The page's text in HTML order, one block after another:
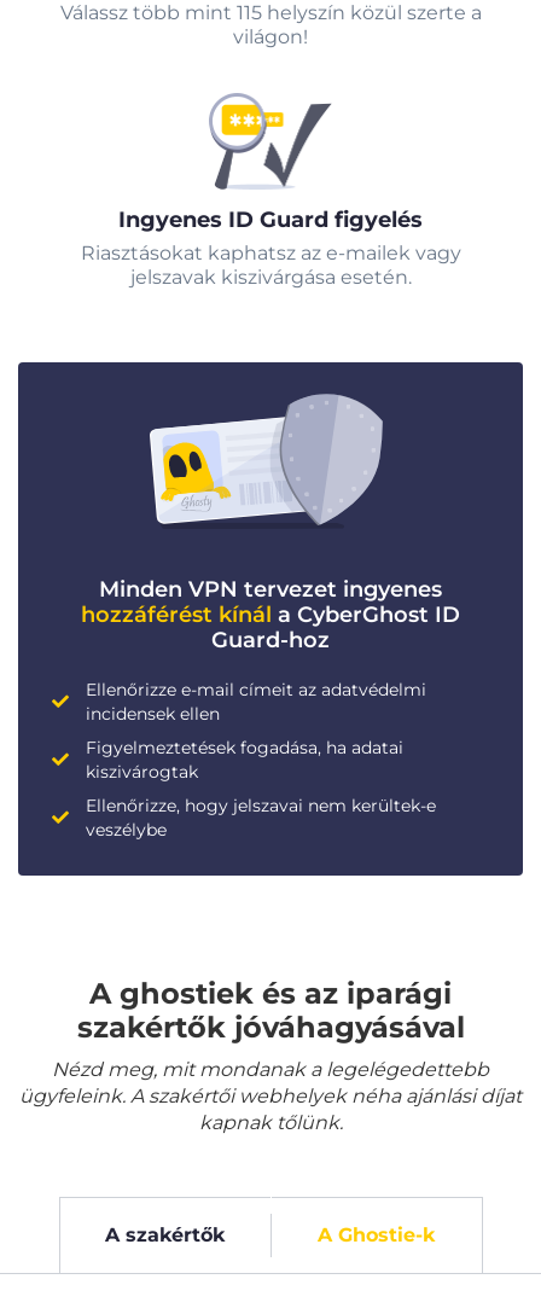
Válassz több mint 115 helyszín közül szerte a
világon!
Ingyenes ID Guard figyelés
Riasztásokat kaphatsz az e-mailek vagy
jelszavak kiszivárgása esetén.
Minden VPN tervezet ingyenes
hozzáférést kínál a CyberGhost ID
Guard-hoz
Ellenőrizze e-mail címeit az adatvédelmi
incidensek ellen
Figyelmeztetések fogadása, ha adatai
kiszivárogtak
Ellenőrizze, hogy jelszavai nem kerültek-e
veszélybe
A ghostiek és az iparági
szakértők jóváhagyásával
Nézd meg, mit mondanak a legelégedettebb
ügyfeleink. A szakértői webhelyek néha ajánlási díjat
kapnak tőlünk.
A szakértők A Ghostie-k